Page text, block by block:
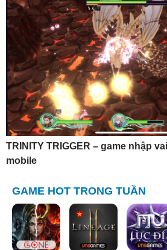
TRINITY TRIGGER – game nhập
mobile
GAME HOT TRONG TUẦN